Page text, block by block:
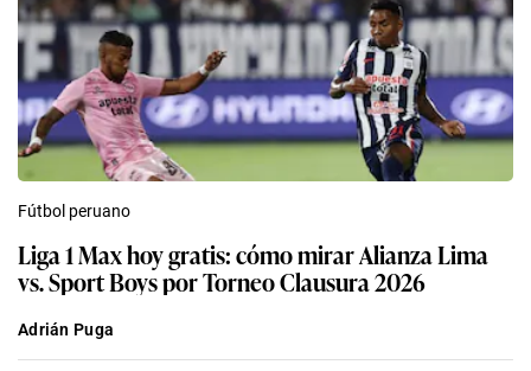
Fútbol peruano
Liga 1 Max hoy gratis: cómo mirar Alianza Lima
vs. Sport Boys por Torneo Clausura 2026
Adrián Puga